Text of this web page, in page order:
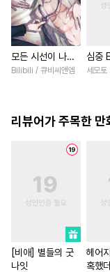
모든 시선이 나에
게 [스크롤]
Bilibili / 큐비씨앤엠
심중
롤]
세모토
리뷰어가 주목한 만
[비애] 별들의 굿
나잇
헤어
혹했